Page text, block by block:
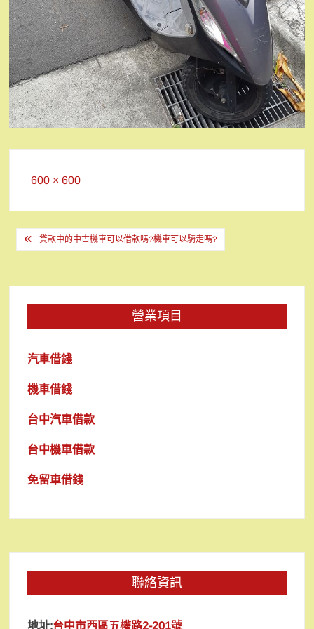
Full
600 × 600
文
導
覽
貸款中的中古機車可以借款嗎?機車可以騎走嗎?
營業項目
汽車借錢
機車借錢
台中汽車借款
台中機車借款
免留車借錢
聯絡資訊
地址:台中市西區五權路2-201號